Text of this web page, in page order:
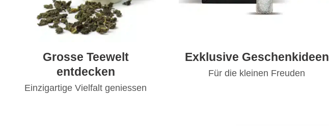
Grosse Teewelt
entdecken
Einzigartige Vielfalt geniessen
Exklusive Geschenkideen
Für die kleinen Freuden